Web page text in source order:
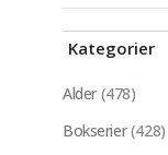
Kategorier
Alder (478)
Bokserier(428)